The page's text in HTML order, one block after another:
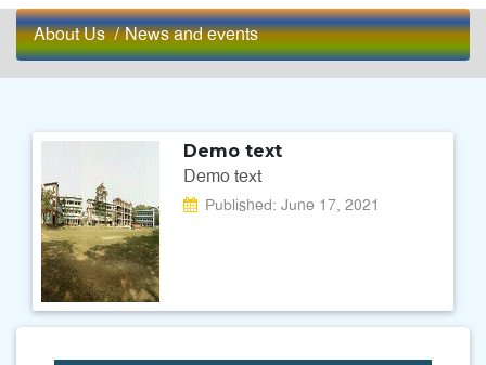
About Us/News and events
Demo text
Demo text
Published: June 17, 2021